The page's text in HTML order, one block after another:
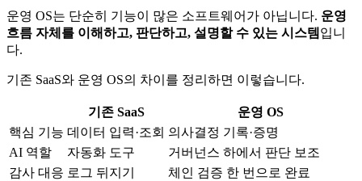
운영 OS는 단순히 기능이 많은 소프트웨어가 아닙니다. 운영
흐름 자체를 이해하고, 판단하고, 설명할 수 있는 시스템 입니
다.
기존 SaaS와 운영 OS의 차이를 정리하면 이렇습니다.
기존 SaaS
운영 OS
핵심 기능 데이터 입력·조회 의사결정 기록·증명
AI 역할
자동화 도구
거버넌스 하에서 판단 보조
감사 대응 로그 뒤지기
체인 검증 한 번으로 완료